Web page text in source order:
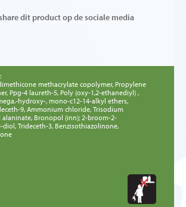
dit product op de sociale media
methacrylate copolymer, Propylene
Ppg-4 laureth-5, Poly (oxy-1,2-ethanediyl) ,
hydroxy-, mono-c12-14-alkyl ethers,
9, Ammonium chloride, Trisodium
Bronopol (inn); 2-broom-2-
Trideceth-3, Benzisothiazolinone,